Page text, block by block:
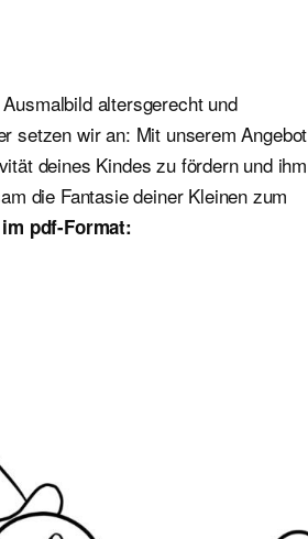
altersgerecht und
setzen wir an: Mit unserem Angebot
deines Kindes zu fördern und ihm
die Fantasie deiner Kleinen zum
pdf-Format: